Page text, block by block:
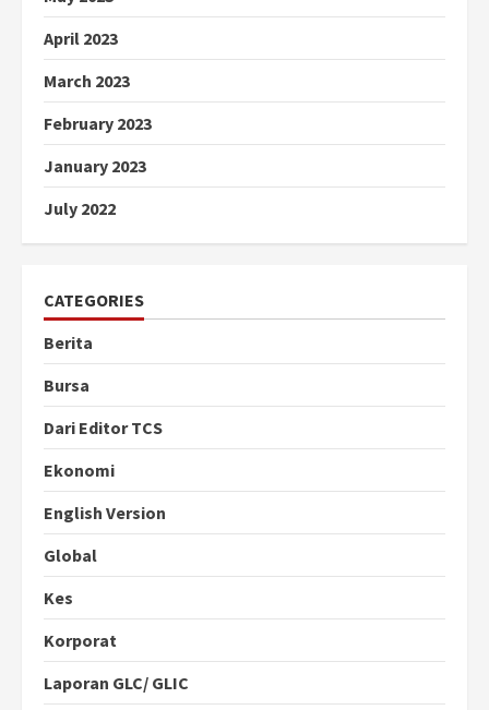
April 2023
March 2023
February 2023
January 2023
July 2022
CATEGORIES
Berita
Bursa
Dari Editor TCS
Ekonomi
English Version
Global
Kes
Korporat
Laporan GLC/ GLIC